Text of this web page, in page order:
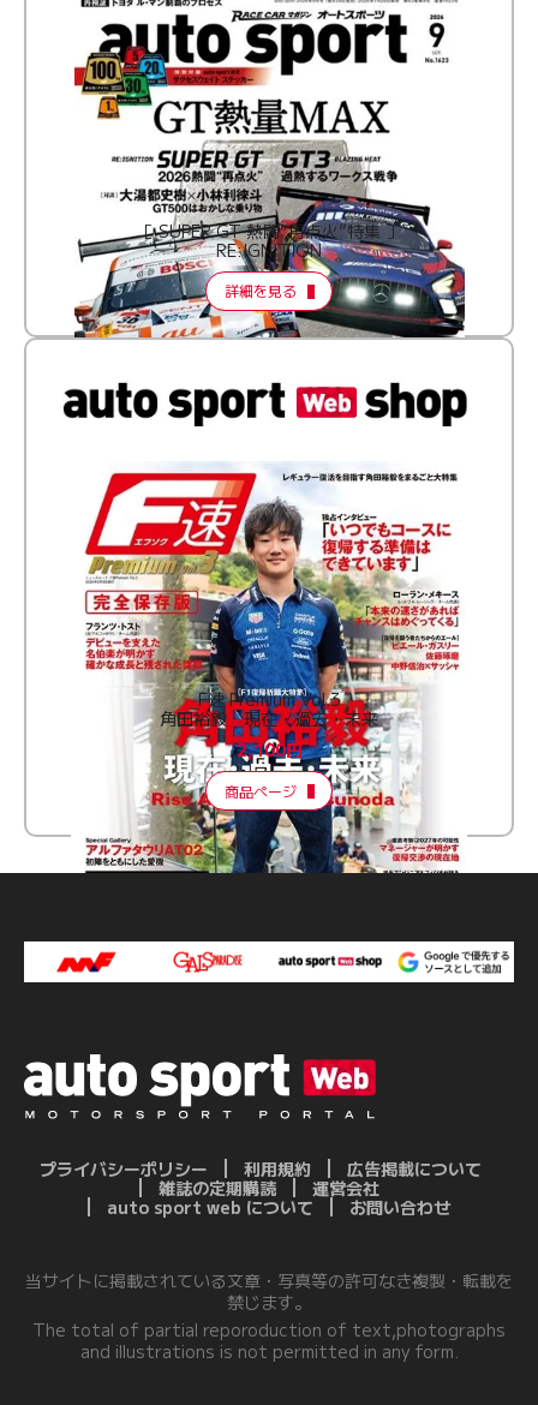
［ SUPER GT 熱闘“再点火”特集 ］
RE:IGNITION
詳細を見る
F速 Premium Vol.3
角田裕毅 現在・過去・未来
2,100円
商品ページ
プライバシーポリシー 利用規約
広告掲載について
雑誌の定期購読
運営会社
auto sport web について
お問い合わせ
当サイトに掲載されている文章・写真等の許可なき複製・転載を
禁じます。
The total of partial reporoduction of text,photographs
and illustrations is not permitted in any form.